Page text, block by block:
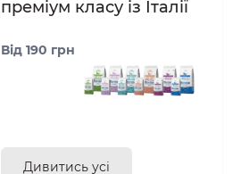
преміум класу із Італії
Від 190 грн
Дивитись усі